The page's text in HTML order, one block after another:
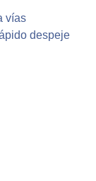
vías
despeje